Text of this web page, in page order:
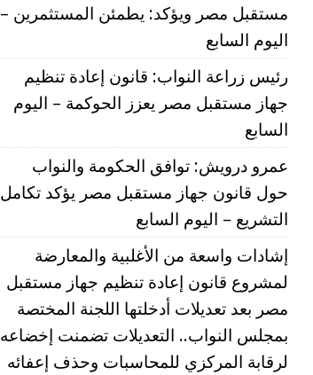
مستقبل مصر ويؤكد: يطمئن المستثمرين –
اليوم السابع
رئيس زراعة النواب: قانون إعادة تنظيم
جهاز مستقبل مصر يعزز الحوكمة – اليوم
السابع
عمرو درويش: توافق الحكومة والنواب
حول قانون جهاز مستقبل مصر يؤكد تكامل
التشريع – اليوم السابع
إشادات واسعة من الأغلبية والمعارضة
لمشروع قانون إعادة تنظيم جهاز مستقبل
مصر بعد تعديلات أدخلتها اللجنة المختصة
بمجلس النواب.. التعديلات تضمنت إخضاعه
لرقابة المركزي للمحاسبات وحذف إعفائه